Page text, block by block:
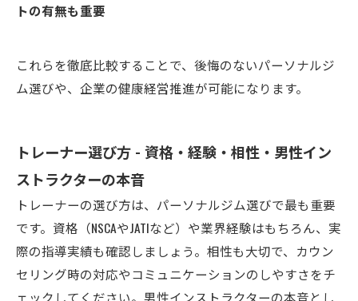
トの有無も重要
これらを徹底比較することで、後悔のないパーソナルジ
ム選びや、企業の健康経営推進が可能になります。
トレーナー選び方 - 資格・経験・相性・男性イン
ストラクターの本音
トレーナーの選び方は、パーソナルジム選びで最も重要
です。資格（NSCAやJATIなど）や業界経験はもちろん、実
際の指導実績も確認しましょう。相性も大切で、カウン
セリング時の対応やコミュニケーションのしやすさをチ
ェックしてください。男性インストラクターの本音とし